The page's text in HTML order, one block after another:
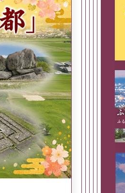
県広報誌「県民だより奈良」
2026年8月号
奈良県政策集